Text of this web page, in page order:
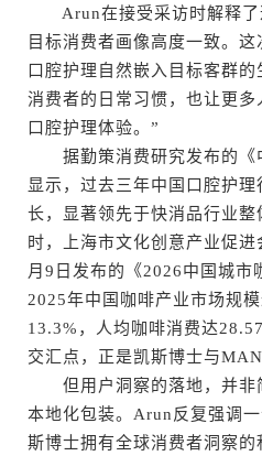
Arun在接受采访时解释了
目标消费者画像高度一致。
口腔护理自然嵌入目标客群
消费者的日常习惯，也让更多
口腔护理体验。”
据勤策消费研究发布的《
显示，过去三年中国口腔护
长，显著领先于快消品行业整
时，上海市文化创意产业促
月9日发布的《2026中国城市
2025年中国咖啡产业市场规
13.3%，人均咖啡消费达
交汇点，正是凯斯博士与
但用户洞察的落地，并非
本地化包装。Arun反复强调
斯博士拥有全球消费者洞察